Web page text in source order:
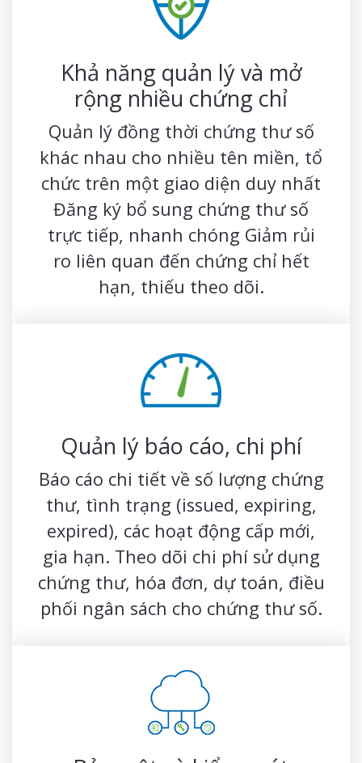
Khả năng quản lý và mở
rộng nhiều chứng chỉ
Quản lý đồng thời chứng thư số
khác nhau cho nhiều tên miền, tổ
chức trên một giao diện duy nhất
Đăng ký bổ sung chứng thư số
trực tiếp, nhanh chóng Giảm rủi
ro liên quan đến chứng chỉ hết
hạn, thiếu theo dõi.
Quản lý báo cáo, chi phí
Báo cáo chi tiết về số lượng chứng
thư, tình trạng (issued, expiring,
expired), các hoạt động cấp mới,
gia hạn. Theo dõi chi phí sử dụng
chứng thư, hóa đơn, dự toán, điều
phối ngân sách cho chứng thư số.